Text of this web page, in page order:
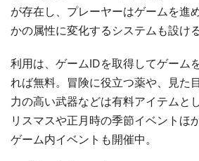
が存在し、プレーヤーはゲームを進
かの属性に変化するシステムも設ける
利用は、ゲームIDを取得してゲーム
れば無料。冒険に役立つ薬や、見た
力の高い武器などは有料アイテムと
リスマスや正月時の季節イベントほ
ゲーム内イベントも開催中。